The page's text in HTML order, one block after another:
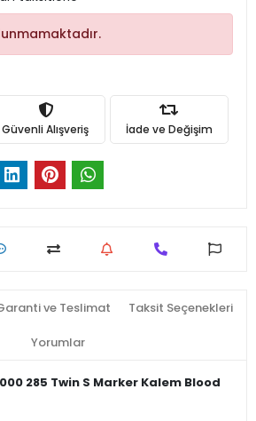
Güvenli Alışveriş İade ve Değişim
ve Teslimat Taksit Seçenekleri
Yorumlar
285 Twin S Marker Kalem Blood